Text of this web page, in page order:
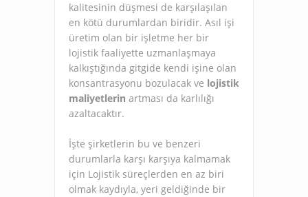
kalitesinin düşmesi de karşılaşılan
en kötü durumlardan biridir. Asıl işi
üretim olan bir işletme her bir
lojistik faaliyette uzmanlaşmaya
kalkıştığında gitgide kendi işine olan
konsantrasyonu bozulacak ve lojistik
maliyetlerin artması da karlılığı
azaltacaktır.
İşte şirketlerin bu ve benzeri
durumlarla karşı karşıya kalmamak
için Lojistik süreçlerden en az biri
olmak kaydıyla, yeri geldiğinde bir